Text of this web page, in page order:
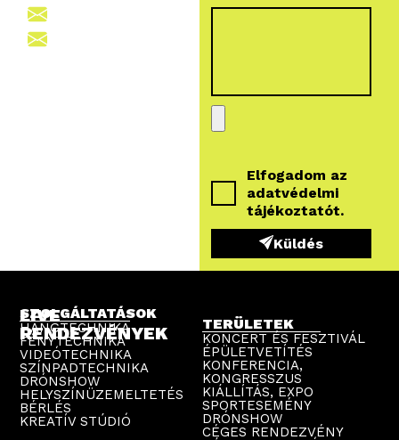
Elfogadom az
adatvédelmi
tájékoztatót.
Küldés
LIVE
RENDEZVÉNYEK
SZOLGÁLTATÁSOK
HANGTECHNIKA
FÉNYTECHNIKA
VIDEÓTECHNIKA
SZÍNPADTECHNIKA
DRÓNSHOW
HELYSZÍNÜZEMELTETÉS
BÉRLÉS
KREATÍV STÚDIÓ
TERÜLETEK
KONCERT ÉS FESZTIVÁL
ÉPÜLETVETÍTÉS
KONFERENCIA,
KONGRESSZUS
KIÁLLÍTÁS, EXPO
SPORTESEMÉNY
DRÓNSHOW
CÉGES RENDEZVÉNY